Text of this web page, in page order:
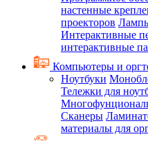
настенные
проекторов
Интерактивные
интерактивные
Компьютеры и
Ноутбуки
Тележки для
Сканеры
материалы для